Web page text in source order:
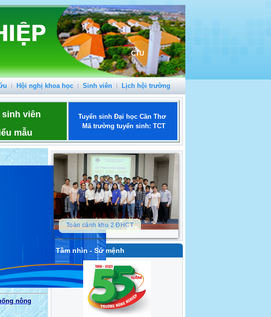
CTU
Hội nghị khoa học Sinh viên Lịch hội trường
sinh viên
mẫu
Tuyển sinh Đại học Cần Thơ
Mã trường tuyển sinh: TCT
nông
Toàn cảnh khu 2 ĐHCT
Tầm nhìn - Sứ mệnh